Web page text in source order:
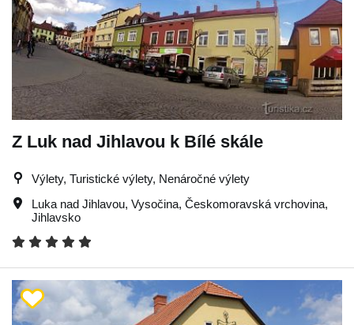
Z Luk nad Jihlavou k Bílé skále
Výlety, Turistické výlety, Nenáročné výlety
Luka nad Jihlavou, Vysočina, Českomoravská vrchovina,
Jihlavsko